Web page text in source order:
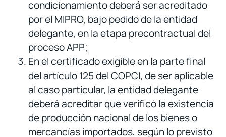
condicionamiento deberá ser acreditado
por el MIPRO, bajo pedido de la entidad
delegante, en la etapa precontractual del
proceso APP;
En el certificado exigible en la parte final
del artículo 125 del COPCI, de ser aplicable
al caso particular, la entidad delegante
deberá acreditar que verificó la existencia
de producción nacional de los bienes o
mercancías importados, según lo previsto